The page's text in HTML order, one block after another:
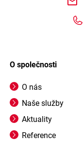
O společnosti
O nás
Naše služby
Aktuality
Reference